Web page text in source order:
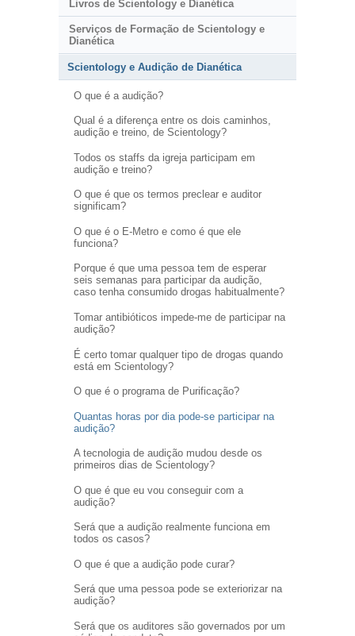
Livros de Scientology e Dianética
Serviços de Formação de Scientology e
Dianética
Scientology e Audição de Dianética
O que é a audição?
Qual é a diferença entre os dois caminhos,
audição e treino, de Scientology?
Todos os staffs da igreja participam em
audição e treino?
O que é que os termos preclear e auditor
significam?
O que é o E-Metro e como é que ele
funciona?
Porque é que uma pessoa tem de esperar
seis semanas para participar da audição,
caso tenha consumido drogas habitualmente?
Tomar antibióticos impede-me de participar na
audição?
É certo tomar qualquer tipo de drogas quando
está em Scientology?
O que é o programa de Purificação?
Quantas horas por dia pode-se participar na
audição?
A tecnologia de audição mudou desde os
primeiros dias de Scientology?
O que é que eu vou conseguir com a
audição?
Será que a audição realmente funciona em
todos os casos?
O que é que a audição pode curar?
Será que uma pessoa pode se exteriorizar na
audição?
Será que os auditores são governados por um